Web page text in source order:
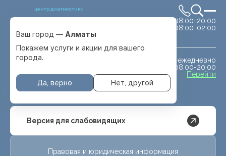
центр диагностики
Выбрать город
с. Отеген батыра
сб-вс 08:00-20:00
08:00-02:00
ежедневно
08:00-20:00
Перейти
Ваш город — Алматы
Покажем услуги и акции для вашего
города.
Да, верно Нет, другой
Версия для слабовидящих
Правовая и юридическая информация